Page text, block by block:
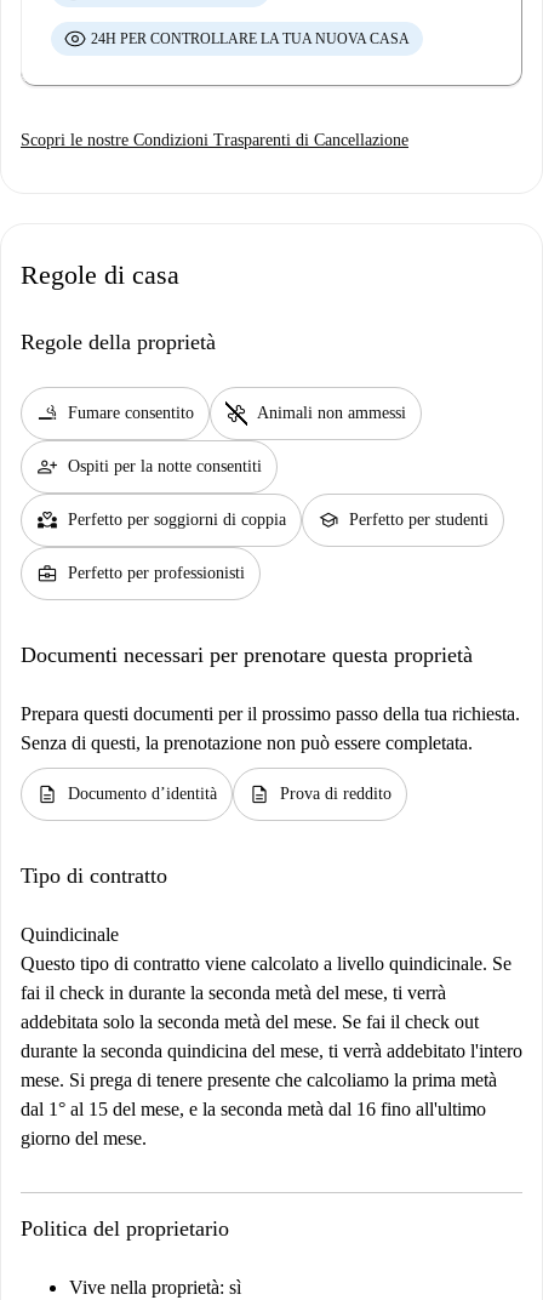
24H PER CONTROLLARE LA TUA NUOVA CASA
Scopri le nostre Condizioni Trasparenti di Cancellazione
Regole di casa
Regole della proprietà
smoking_rooms Fumare consentito pet_supplies Animali non ammessi
person_add Ospiti per la notte consentiti
partner_heart Perfetto per soggiorni di coppia school Perfetto per studenti
business_center Perfetto per professionisti
Documenti necessari per prenotare questa proprietà
Prepara questi documenti per il prossimo passo della tua richiesta.
Senza di questi, la prenotazione non può essere completata.
description Documento d’identità description Prova di reddito
Tipo di contratto
Quindicinale
Questo tipo di contratto viene calcolato a livello quindicinale. Se
fai il check in durante la seconda metà del mese, ti verrà
addebitata solo la seconda metà del mese. Se fai il check out
durante la seconda quindicina del mese, ti verrà addebitato l'intero
mese. Si prega di tenere presente che calcoliamo la prima metà
dal 1° al 15 del mese, e la seconda metà dal 16 fino all'ultimo
giorno del mese.
Politica del proprietario
Vive nella proprietà: sì